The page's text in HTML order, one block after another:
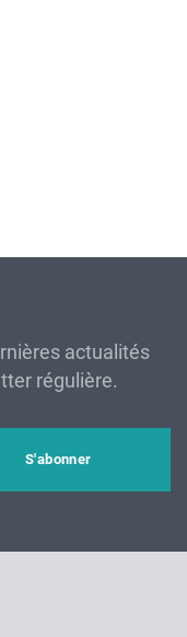
actualités
régulière.